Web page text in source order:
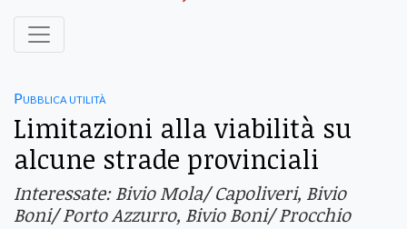
Pubblica utilità
Limitazioni alla viabilità su
alcune strade provinciali
Interessate: Bivio Mola/ Capoliveri, Bivio
Boni/ Porto Azzurro, Bivio Boni/ Procchio